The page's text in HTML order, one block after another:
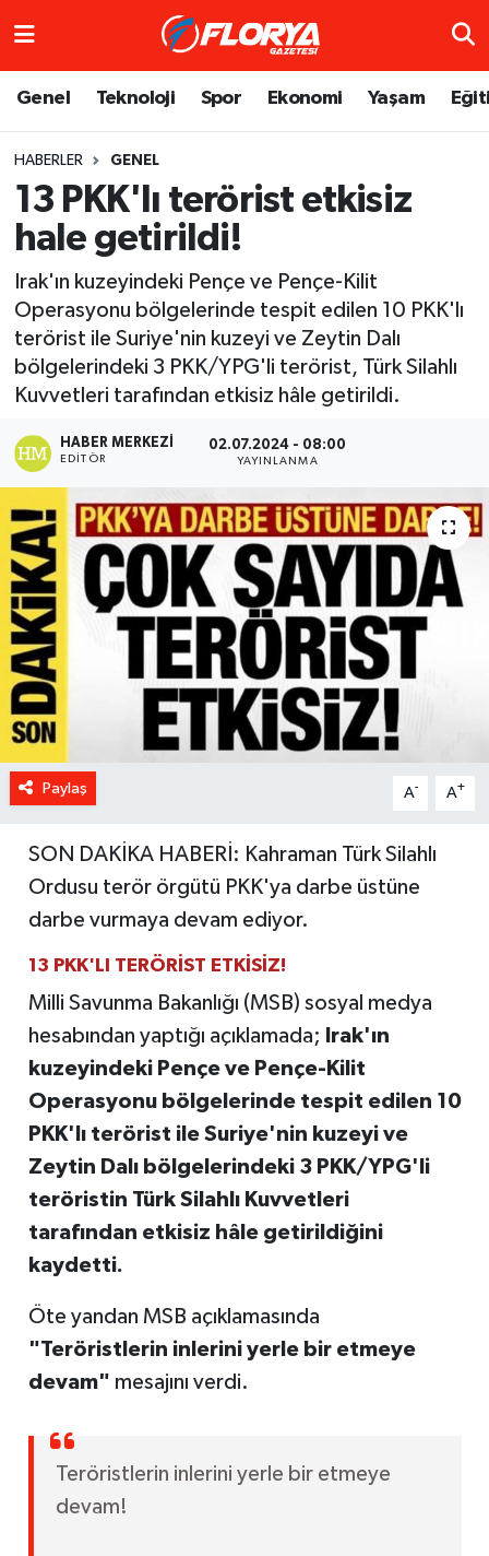
Genel Teknoloji Spor Ekonomi Yaşam
HABERLER GENEL
13 PKK'lı terörist etkisiz
hale getirildi!
Irak'ın kuzeyindeki Pençe ve Pençe-Kilit
Operasyonu bölgelerinde tespit edilen 10 PKK'lı
terörist ile Suriye'nin kuzeyi ve Zeytin Dalı
bölgelerindeki 3 PKK/YPG'li terörist, Türk Silahlı
Kuvvetleri tarafından etkisiz hâle getirildi.
HABER MERKEZI
EDITÖR
02.07.2024 - 08:00
YAYINLANMA
Paylaş A- A+
SON DAKİKA HABERİ: Kahraman Türk Silahlı
Ordusu terör örgütü PKK'ya darbe üstüne
darbe vurmaya devam ediyor.
13 PKK'LI TERÖRİST ETKİSİZ!
Milli Savunma Bakanlığı (MSB) sosyal medya
hesabından yaptığı açıklamada; Irak'ın
kuzeyindeki Pençe ve Pençe-Kilit
Operasyonu bölgelerinde tespit edilen 10
PKK'lı terörist ile Suriye'nin kuzeyi ve
Zeytin Dalı bölgelerindeki 3 PKK/YPG'li
teröristin Türk Silahlı Kuvvetleri
tarafından etkisiz hâle getirildiğini
kaydetti.
Öte yandan MSB açıklamasında
"Teröristlerin inlerini yerle bir etmeye
devam" mesajını verdi.
Teröristlerin inlerini yerle bir etmeye
devam!
Trafik Durumu
Süper Lig Puan Durumu ve Fikstür
Tüm Manşetler
Son Dakika Haberleri
Haber Arşivi